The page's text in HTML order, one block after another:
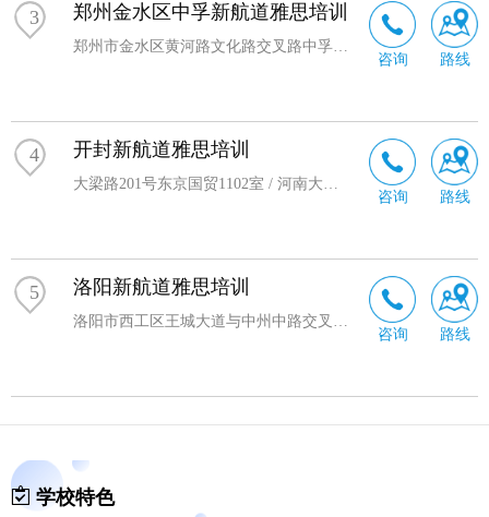
千言” ——当代书法名家进高校翰墨巡展活动和共青团中央
中国大学生“一带一路”暑期社会实践活动。
3 郑州金水区中孚新航道雅思培训
郑州市金水区黄河路文化路交叉路中孚大厦8楼
咨询 路线
4 开封新航道雅思培训
大梁路201号东京国贸1102室 / 河南大学金明校区创业中心二楼C16
咨询 路线
5 洛阳新航道雅思培训
洛阳市西工区王城大道与中州中路交叉口富雅东方广场2楼
咨询 路线
学校特色